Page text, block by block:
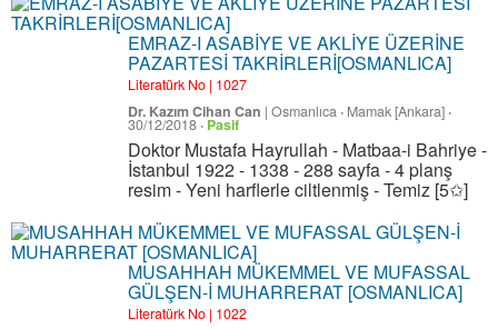
EMRAZ-I ASABİYE VE AKLİYE ÜZERİNE
PAZARTESİ TAKRİRLERİ[OSMANLICA]
Literatürk No | 1027
Dr. Kazım Cihan Can | Osmanlıca · Mamak [Ankara] ·
30/12/2018 · Pasif
Doktor Mustafa Hayrullah - Matbaa-i Bahriye -
İstanbul 1922 - 1338 - 288 sayfa - 4 planş
resim - Yeni harflerle ciltlenmiş - Temiz [5✩]
MUSAHHAH MÜKEMMEL VE MUFASSAL
GÜLŞEN-İ MUHARRERAT [OSMANLICA]
Literatürk No | 1022